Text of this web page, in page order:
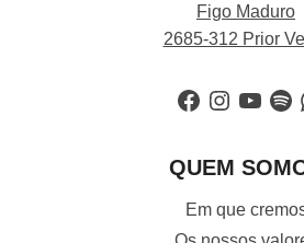
Figo Maduro
2685-312 Prior
Facebook
Instagram
QUEM
Em que